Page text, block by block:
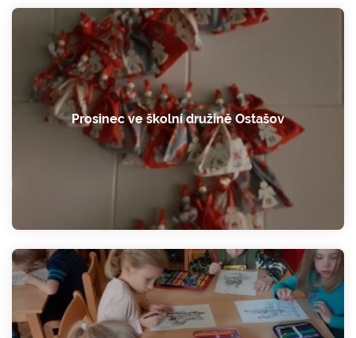
Prosinec ve školní družině Ostašov